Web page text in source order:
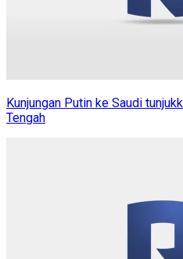
Kunjungan Putin ke Saudi
Tengah